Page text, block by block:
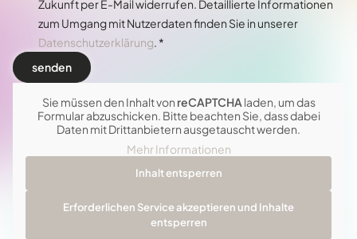
Zukunft per E-Mail widerrufen. Detaillierte Informationen
zum Umgang mit Nutzerdaten finden Sie in unserer
Datenschutzerklärung. *
Sie müssen den Inhalt von reCAPTCHA laden, um das
Formular abzuschicken. Bitte beachten Sie, dass dabei
Daten mit Drittanbietern ausgetauscht werden.
Mehr Informationen
Inhalt entsperren
Erforderlichen Service akzeptieren und Inhalte
entsperren